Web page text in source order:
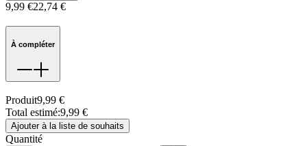
9,99 €22,74 €
À compléter
Produit9,99 €
Total estimé:9,99 €
Ajouter à la liste de souhaits
Quantité